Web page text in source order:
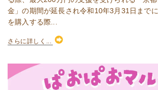
金」の期間が延長され令和10年3月31日まで
を購入する際...
さらに詳しく...